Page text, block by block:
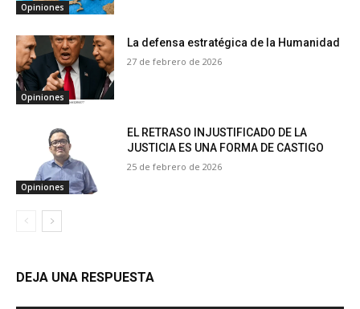
Opiniones
Opiniones
La defensa estratégica de la Humanidad
27 de febrero de 2026
Opiniones
EL RETRASO INJUSTIFICADO DE LA
JUSTICIA ES UNA FORMA DE CASTIGO
25 de febrero de 2026
DEJA UNA RESPUESTA